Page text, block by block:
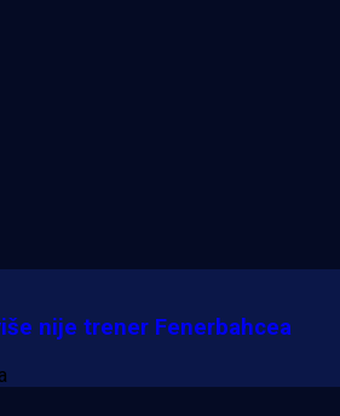
nije trener Fenerbahcea